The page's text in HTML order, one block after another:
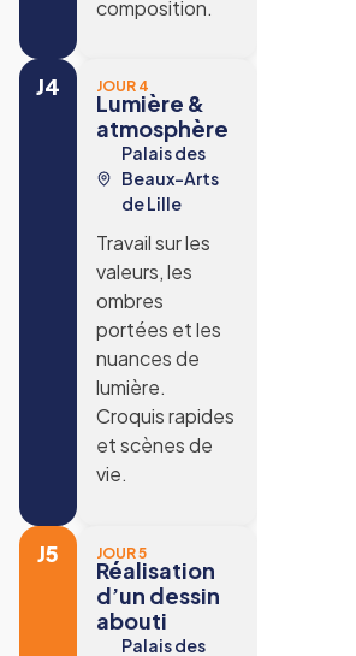
composition.
J4 JOUR 4
Lumière &
atmosphère
Palais des
Beaux-Arts
de Lille
Travail sur les
valeurs, les
ombres
portées et les
nuances de
lumière.
Croquis rapides
et scènes de
vie.
J5 JOUR 5
Réalisation
d’un dessin
abouti
Palais des